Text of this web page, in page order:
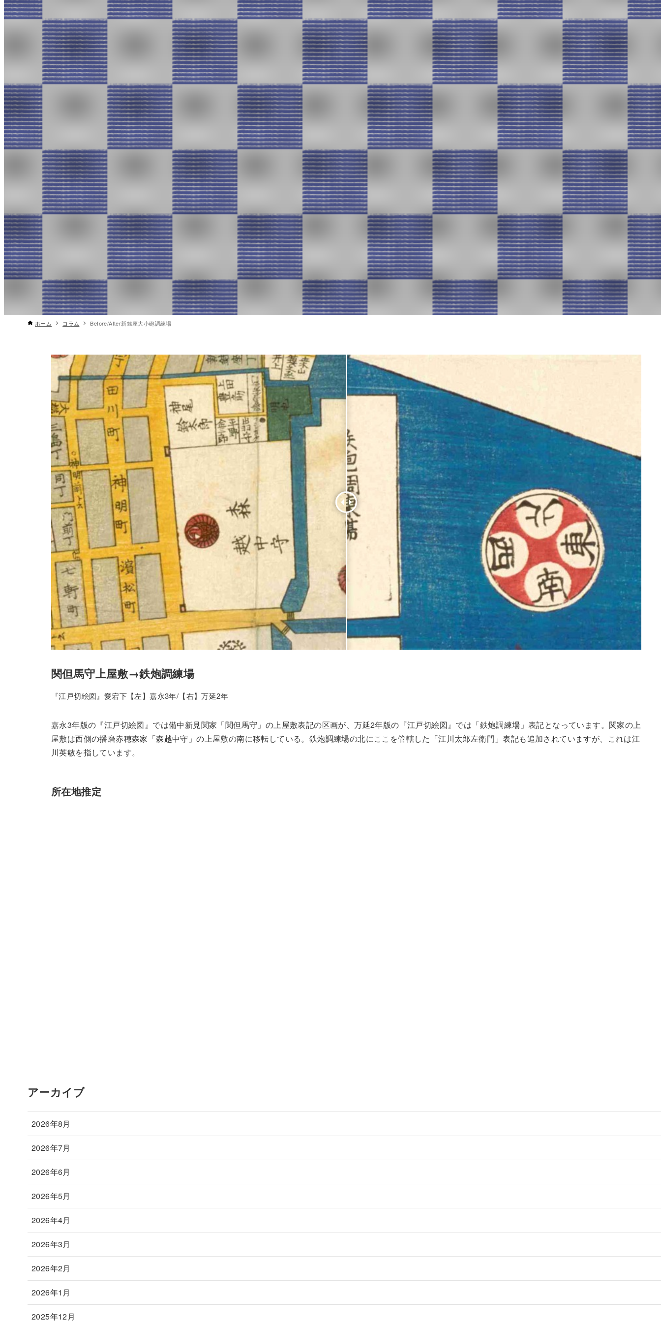
ホーム コラム Before/After新銭座大小砲調練場
関但馬守上屋敷→鉄炮調練場
『江戸切絵図』愛宕下【左】嘉永3年/【右】万延2年
嘉永3年版の『江戸切絵図』では備中新見関家「関但馬守」の上屋敷表記の区画が、万延2年版の『江戸切絵図』では「鉄炮調練場」表記となっています。関家の上
屋敷は西側の播磨赤穂森家「森越中守」の上屋敷の南に移転している。鉄炮調練場の北にここを管轄した「江川太郎左衛門」表記も追加されていますが、これは江
川英敏を指しています。
所在地推定
アーカイブ
2026年8月
2026年7月
2026年6月
2026年5月
2026年4月
2026年3月
2026年2月
2026年1月
2025年12月